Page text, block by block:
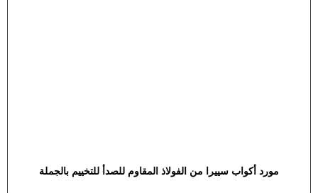
مورد أكواب سييرا من الفولاذ المقاوم للصدأ للتخييم بالجملة